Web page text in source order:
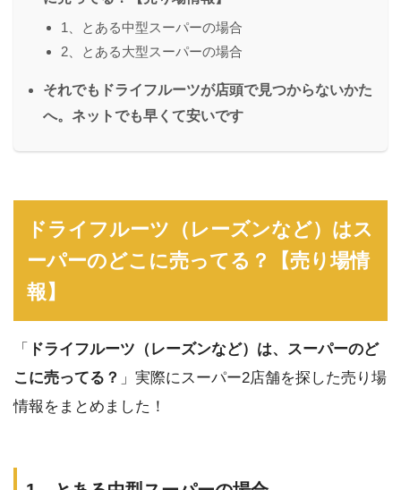
1、とある中型スーパーの場合
2、とある大型スーパーの場合
それでもドライフルーツが店頭で見つからないかた
へ。ネットでも早くて安いです
ドライフルーツ（レーズンなど）はス
ーパーのどこに売ってる？【売り場情
報】
「
ドライフルーツ（レーズンなど）は、スーパーのど
こに売ってる？ 」実際にスーパー2店舗を探した売り場
情報をまとめました！